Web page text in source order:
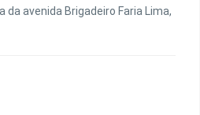
avenida Brigadeiro Faria Lima,